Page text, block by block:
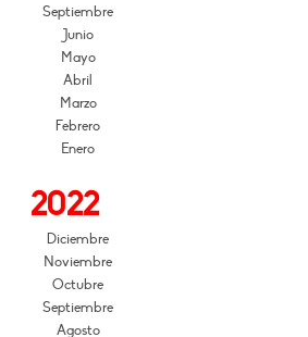
Septiembre
Junio
Mayo
Abril
Marzo
Febrero
Enero
2022
Diciembre
Noviembre
Octubre
Septiembre
Agosto